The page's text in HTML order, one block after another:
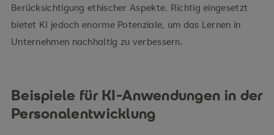
Berücksichtigung ethischer Aspekte. Richtig eingesetzt
bietet KI jedoch enorme Potenziale, um das Lernen in
Unternehmen nachhaltig zu verbessern.
Beispiele für KI-Anwendungen in der
Personalentwicklung